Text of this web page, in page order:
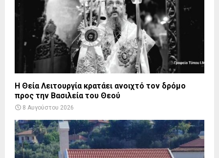
Η Θεία Λειτουργία κρατάει ανοιχτό τον δρόμο
προς την Βασιλεία του Θεού
8 Αυγούστου 2026